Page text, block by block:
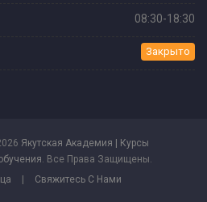
08:30-18:30
Закрыто
Якутская Академия | Курсы
. Все Права Защищены.
| Свяжитесь С Нами